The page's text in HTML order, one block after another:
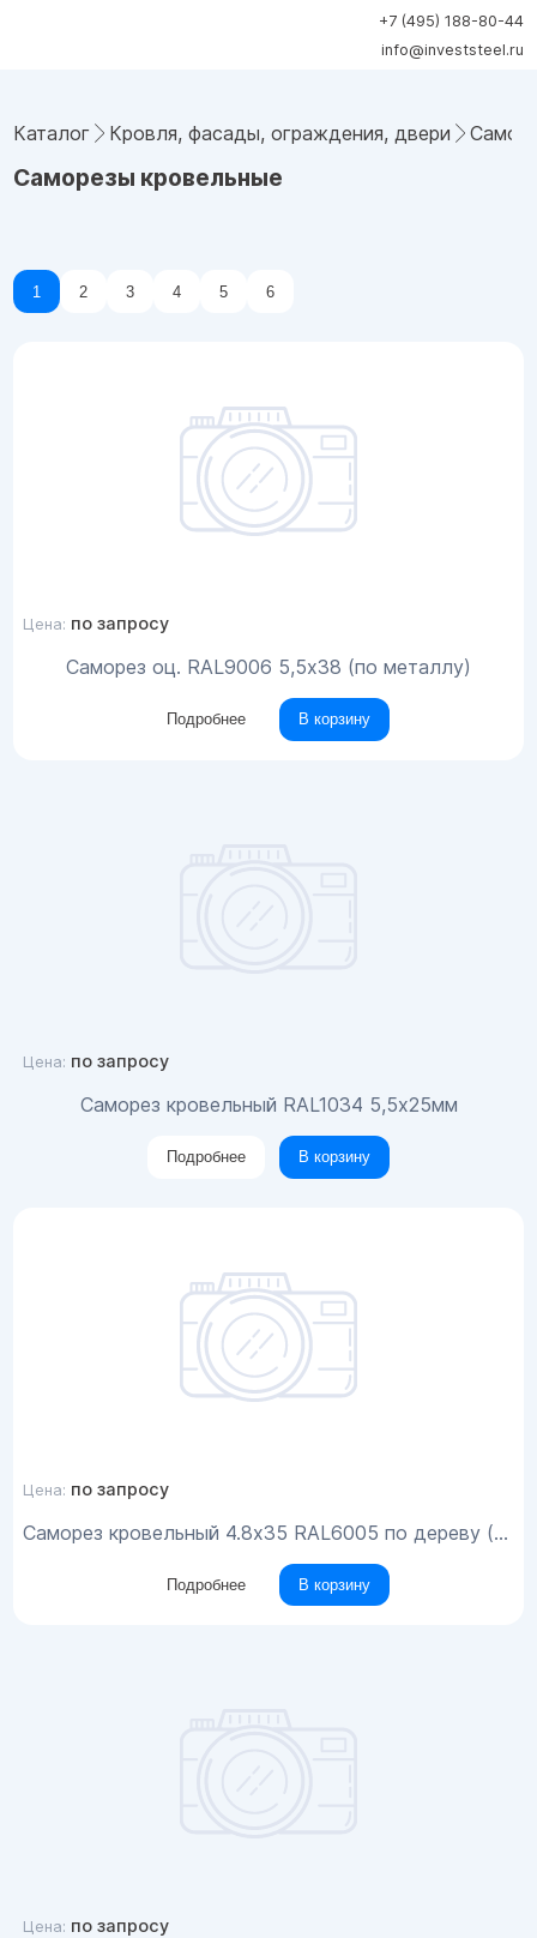
+7 (495) 188-80-44
info@investsteel.ru
Каталог Кровля, фасады, ограждения, двери
Саморезы кровельные
1 2 3 4 5 6
Цена: по запросу
Саморез оц. RAL9006 5,5х38 (по металлу)
Подробнее В корзину
Цена: по запросу
Саморез кровельный RAL1034 5,5х25мм
Подробнее В корзину
Цена: по запросу
Саморез кровельный 4.8x35 RAL6005 по дереву (200шт)
Подробнее В корзину
Цена: по запросу